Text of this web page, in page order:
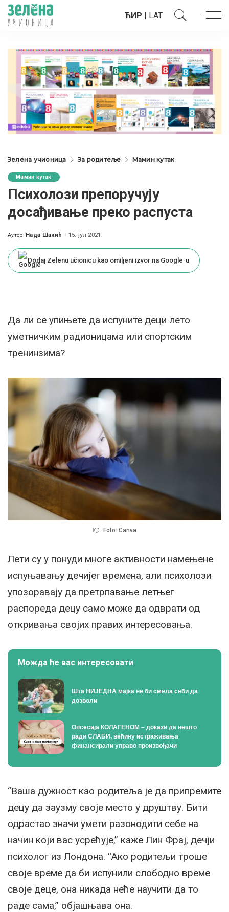
ЋИР | LAT
Зелена учионица За родитеље Мамин кутак
Мамин кутак
Психолози препоручују
досађивање преко распустa
Posted
Аутор: Нада Шакић 15. јул 2021.
Dodaj Zelenu učionicu kao omiljeni izvor na Google-u
Да ли се упињете да испуните деци лето
уметничким радионицама или спортским
тренинзима?
Foto: Canva
Лети су у понуди многе активности намењене
испуњавању дечијег времена, али психолози
упозоравају да претрпавање летњег
распореда децу само може да одврати од
откривања својих правих интересовања.
Можда ће вас интересовати
Шта НИЈЕДНА мајка не би смела себи да
дозволи
Опсесија КОЛАГЕНОМ – докази да нешто
ради СЛАБИ, већину истраживања
финансирали управо произвођачи
“Ваша дужност као родитеља је да припремите
децу да заузму своје место у друштву. Бити
одрастао значи умети разонодити себе на
начин који вас усрећује,” каже Лин Фрај, дечји
психолог из Лондона. “Ако родитељи троше
своје време да би испунили слободно време
своје деце, она никада неће научити да то
раде сама,” објашњава она.